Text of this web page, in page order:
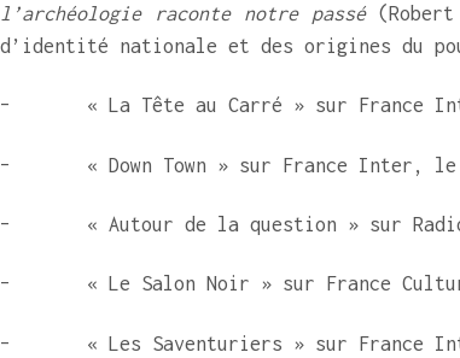
l’archéologie raconte notre passé(Robert
d’identité nationale et des origines du
– « La Tête au Carré » sur France
– « Down Town » sur France Inter, le
– « Autour de la question » sur Radio
– « Le Salon Noir » sur France
– « Les Saventuriers » sur France